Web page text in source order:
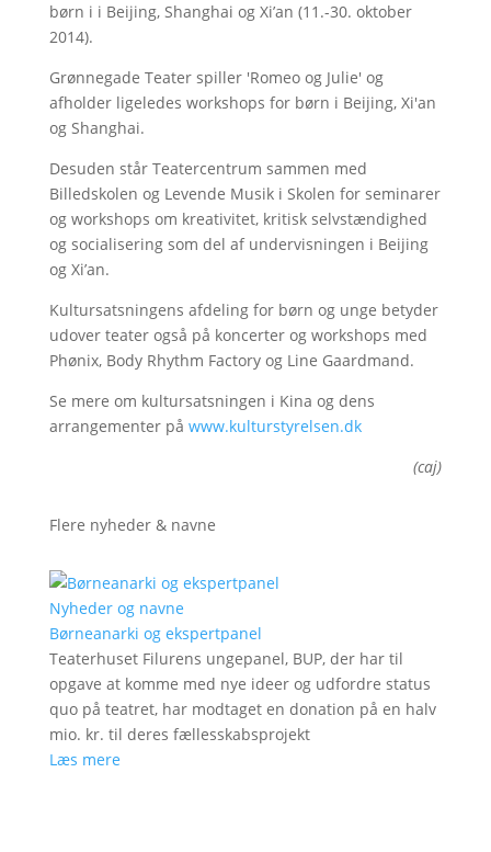
børn i i Beijing, Shanghai og Xi’an (11.-30. oktober
2014).
Grønnegade Teater spiller 'Romeo og Julie' og
afholder ligeledes workshops for børn i Beijing, Xi'an
og Shanghai.
Desuden står Teatercentrum sammen med
Billedskolen og Levende Musik i Skolen for seminarer
og workshops om kreativitet, kritisk selvstændighed
og socialisering som del af undervisningen i Beijing
og Xi’an.
Kultursatsningens afdeling for børn og unge betyder
udover teater også på koncerter og workshops med
Phønix, Body Rhythm Factory og Line Gaardmand.
Se mere om kultursatsningen i Kina og dens
arrangementer på www.kulturstyrelsen.dk
(caj)
Flere nyheder & navne
Nyheder og navne
Børneanarki og ekspertpanel
Teaterhuset Filurens ungepanel, BUP, der har til
opgave at komme med nye ideer og udfordre status
quo på teatret, har modtaget en donation på en halv
mio. kr. til deres fællesskabsprojekt
Læs mere